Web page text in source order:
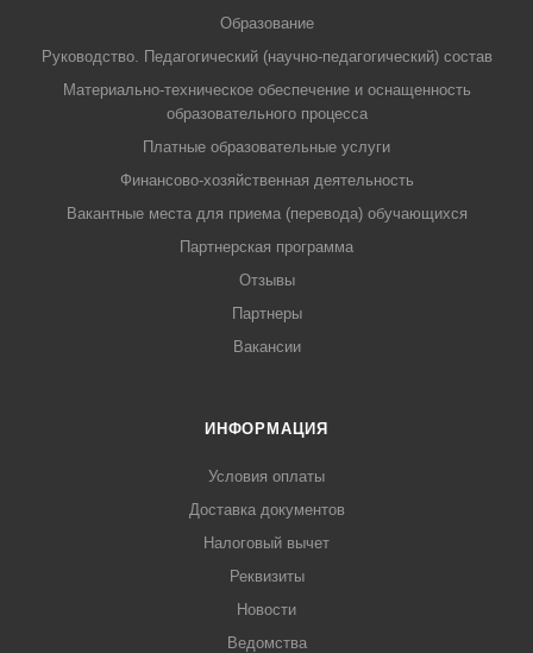
Образование
Руководство. Педагогический (научно-педагогический) состав
Материально-техническое обеспечение и оснащенность
образовательного процесса
Платные образовательные услуги
Финансово-хозяйственная деятельность
Вакантные места для приема (перевода) обучающихся
Партнерская программа
Отзывы
Партнеры
Вакансии
ИНФОРМАЦИЯ
Условия оплаты
Доставка документов
Налоговый вычет
Реквизиты
Новости
Ведомства